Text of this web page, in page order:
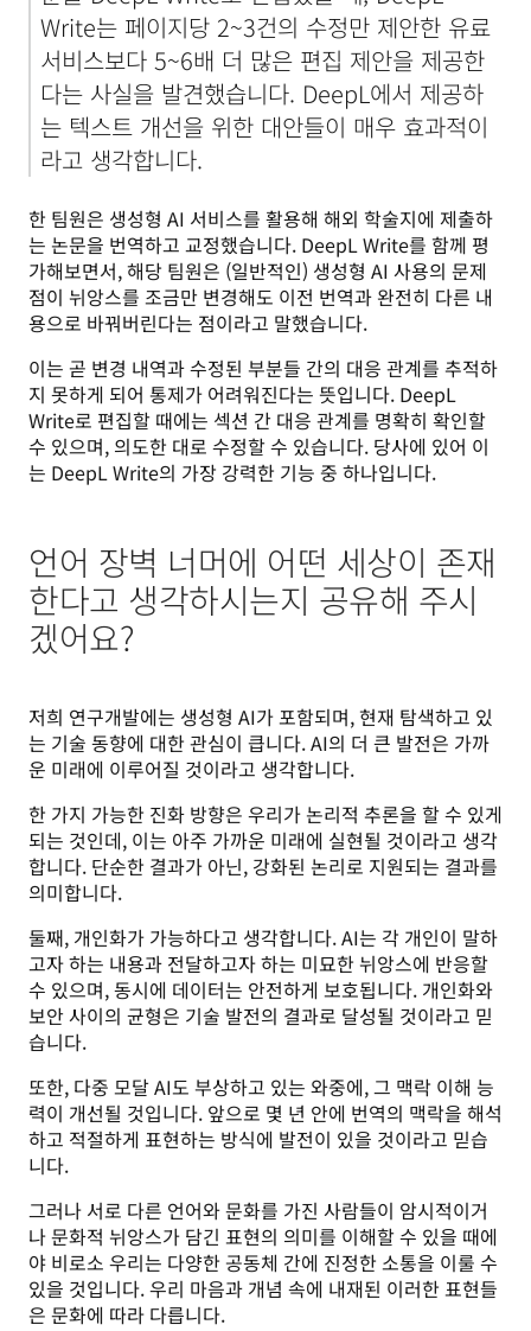
Write는 페이지당 2~3건의 수정만 제안한 유료
서비스보다 5~6배 더 많은 편집 제안을 제공한
다는 사실을 발견했습니다. DeepL에서 제공하
는 텍스트 개선을 위한 대안들이 매우 효과적이
라고 생각합니다.
한 팀원은 생성형 AI 서비스를 활용해 해외 학술지에 제출하
는 논문을 번역하고 교정했습니다. DeepL Write를 함께 평
가해보면서, 해당 팀원은 (일반적인) 생성형 AI 사용의 문제
점이 뉘앙스를 조금만 변경해도 이전 번역과 완전히 다른 내
용으로 바꿔버린다는 점이라고 말했습니다.
이는 곧 변경 내역과 수정된 부분들 간의 대응 관계를 추적하
지 못하게 되어 통제가 어려워진다는 뜻입니다. DeepL
Write로 편집할 때에는 섹션 간 대응 관계를 명확히 확인할
수 있으며, 의도한 대로 수정할 수 있습니다. 당사에 있어 이
는 DeepL Write의 가장 강력한 기능 중 하나입니다.
언어 장벽 너머에 어떤 세상이 존재
한다고 생각하시는지 공유해 주시
겠어요?
저희 연구개발에는 생성형 AI가 포함되며, 현재 탐색하고 있
는 기술 동향에 대한 관심이 큽니다. AI의 더 큰 발전은 가까
운 미래에 이루어질 것이라고 생각합니다.
한 가지 가능한 진화 방향은 우리가 논리적 추론을 할 수 있게
되는 것인데, 이는 아주 가까운 미래에 실현될 것이라고 생각
합니다. 단순한 결과가 아닌, 강화된 논리로 지원되는 결과를
의미합니다.
둘째, 개인화가 가능하다고 생각합니다. AI는 각 개인이 말하
고자 하는 내용과 전달하고자 하는 미묘한 뉘앙스에 반응할
수 있으며, 동시에 데이터는 안전하게 보호됩니다. 개인화와
보안 사이의 균형은 기술 발전의 결과로 달성될 것이라고 믿
습니다.
또한, 다중 모달 AI도 부상하고 있는 와중에, 그 맥락 이해 능
력이 개선될 것입니다. 앞으로 몇 년 안에 번역의 맥락을 해석
하고 적절하게 표현하는 방식에 발전이 있을 것이라고 믿습
니다.
그러나 서로 다른 언어와 문화를 가진 사람들이 암시적이거
나 문화적 뉘앙스가 담긴 표현의 의미를 이해할 수 있을 때에
야 비로소 우리는 다양한 공동체 간에 진정한 소통을 이룰 수
있을 것입니다. 우리 마음과 개념 속에 내재된 이러한 표현들
은 문화에 따라 다릅니다.